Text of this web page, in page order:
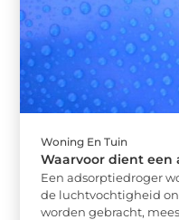
Woning En Tuin
Waarvoor dient een
Een adsorptiedroger
de luchtvochtigheid
worden gebracht,